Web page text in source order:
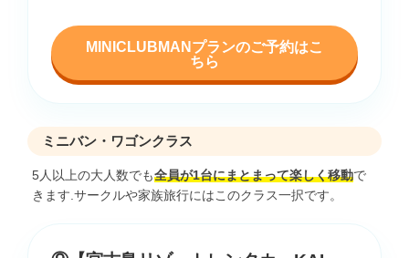
MINICLUBMANプランのご予約はこ
ちら
ミニバン・ワゴンクラス
5人以上の大人数でも全員が1台にまとまって楽しく移動で
きます.サークルや家族旅行にはこのクラス一択です。